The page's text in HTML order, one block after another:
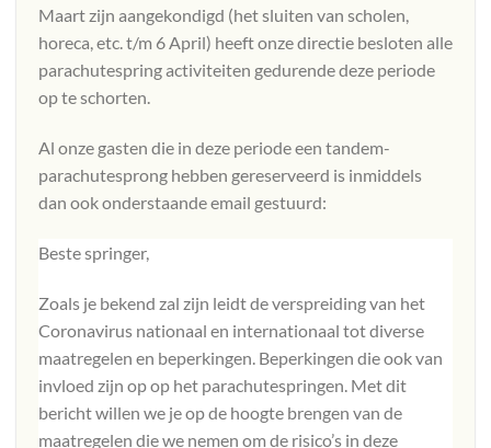
Maart zijn aangekondigd (het sluiten van scholen,
horeca, etc. t/m 6 April) heeft onze directie besloten alle
parachutespring activiteiten gedurende deze periode
op te schorten.
Al onze gasten die in deze periode een tandem-
parachutesprong hebben gereserveerd is inmiddels
dan ook onderstaande email gestuurd:
Beste springer,
Zoals je bekend zal zijn leidt de verspreiding van het
Coronavirus nationaal en internationaal tot diverse
maatregelen en beperkingen. Beperkingen die ook van
invloed zijn op op het parachutespringen. Met dit
bericht willen we je op de hoogte brengen van de
maatregelen die we nemen om de risico’s in deze